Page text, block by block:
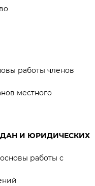
работы членов
местного
И ЮРИДИЧЕСКИХ
работы с